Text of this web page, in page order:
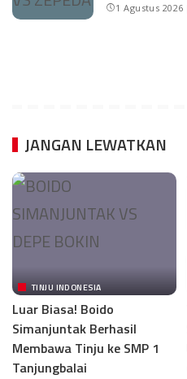
1 Agustus 2026
JANGAN LEWATKAN
TINJU INDONESIA
Luar Biasa! Boido
Simanjuntak Berhasil
Membawa Tinju ke SMP 1
Tanjungbalai